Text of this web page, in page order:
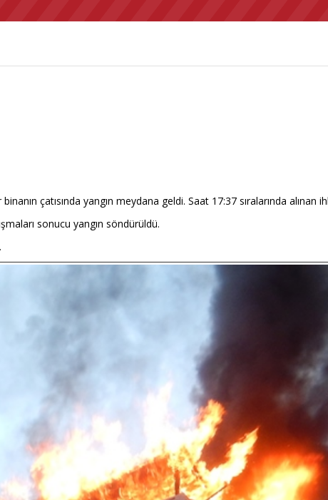
çatısında yangın meydana geldi. Saat 17:37 sıralarında
sonucu yangın söndürüldü.